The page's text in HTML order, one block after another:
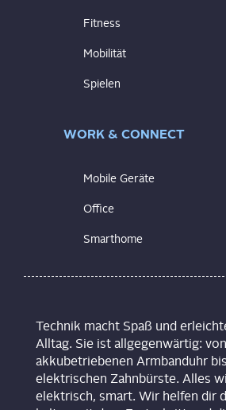
Fitness
Mobilität
Spielen
WORK & CONNECT
Mobile Geräte
Office
Smarthome
Technik macht Spaß und
Alltag. Sie ist allgegenwärtig:
akkubetriebenen Armbanduhr
elektrischen Zahnbürste. Alles
elektrisch, smart. Wir helfen dir